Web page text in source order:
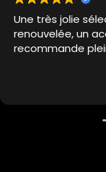
Une très jolie
renouvelée, un
recommande